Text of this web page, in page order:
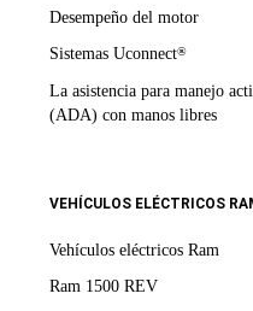
Desempeño del motor
Sistemas Uconnect®
La asistencia para manejo
(ADA) con manos libres
VEHÍCULOS ELÉCTRICOS
Vehículos eléctricos Ram
Ram 1500 REV